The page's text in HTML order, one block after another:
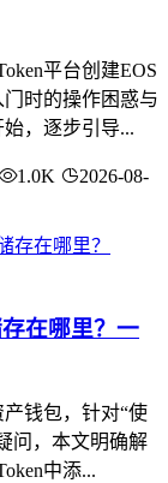
平台创建EOS
时的操作困惑与
，逐步引导...
1.0K
2026-08-
在哪里？一
钱包，针对“使
问，本文明确解
中添...